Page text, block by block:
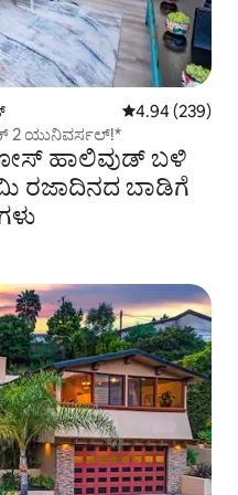
5 ರಲ್ಲಿ 4.94
4.94 (239)
2 ಯುನಿವರ್ಸಲ್!*
ಹಾಲಿವುಡ್ ಬಳಿ
ರಜಾದಿನದ ಬಾಡಿಗೆ